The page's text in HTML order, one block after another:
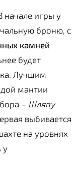
начале игры у
броню, с
камней
будет
Лучшим
мантии
– Шляпу
выбивается
на уровнях
у